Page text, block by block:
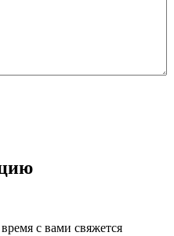
с вами свяжется